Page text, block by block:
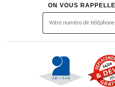
ON VOUS